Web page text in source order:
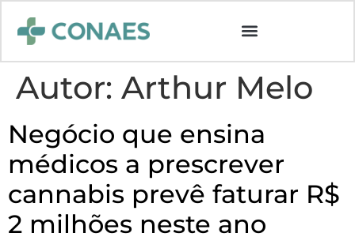
Autor: Arthur Melo
Negócio que ensina
médicos a prescrever
cannabis prevê faturar R$
2 milhões neste ano